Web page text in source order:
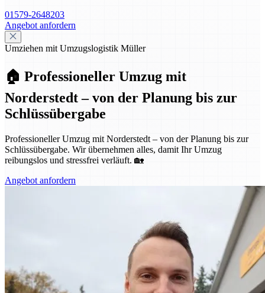
01579-2648203
Angebot anfordern
Umziehen mit Umzugslogistik Müller
🏠 Professioneller Umzug mit
Norderstedt – von der Planung bis zur
Schlüssübergabe
Professioneller Umzug mit Norderstedt – von der Planung bis zur
Schlüssübergabe. Wir übernehmen alles, damit Ihr Umzug
reibungslos und stressfrei verläuft. 🏡
Angebot anfordern